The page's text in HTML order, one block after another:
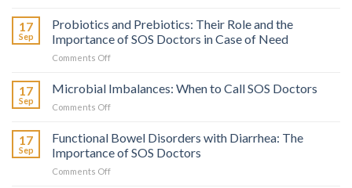
Digestion
l’Adulte
17
Sep
Probiotics and Prebiotics: Their Role and the
Importance of SOS Doctors in Case of Need
Comments Offon
et
Rôle
et
17
Sep
Microbial Imbalances: When to Call SOS Doctors
Comments Offon
Microbiens
Quand
Faire
17
Sep
Functional Bowel Disorders with Diarrhea: The
Importance of SOS Doctors
Comments Offon